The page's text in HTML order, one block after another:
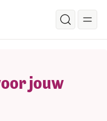
Zoeken
jouw